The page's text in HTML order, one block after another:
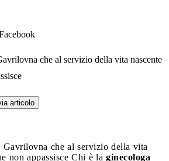
che al servizio della vita nascente
articolo
Gavrilovna che al servizio della vita
non appassisce Chi è la ginecologa